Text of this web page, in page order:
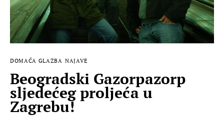
MUSIC BOX
DOMAĆA GLAZBA NAJAVE
Beogradski Gazorpazorp
sljedećeg proljeća u
Zagrebu!